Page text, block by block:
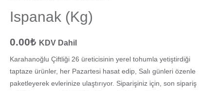
Ispanak (Kg)
0.00₺ KDV Dahil
Karahanoğlu Çiftliği 26 üreticisinin yerel tohumla yetiştirdiği
taptaze ürünler, her Pazartesi hasat edip, Salı günleri özenle
paketleyerek evlerinize ulaştırıyor. Siparişiniz için, son sipariş